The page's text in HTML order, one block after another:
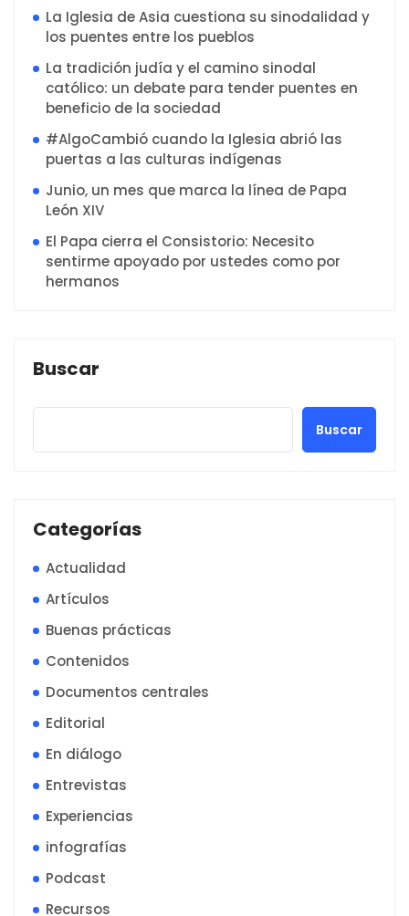
La Iglesia de Asia cuestiona su sinodalidad y
los puentes entre los pueblos
La tradición judía y el camino sinodal
católico: un debate para tender puentes en
beneficio de la sociedad
#AlgoCambió cuando la Iglesia abrió las
puertas a las culturas indígenas
Junio, un mes que marca la línea de Papa
León XIV
El Papa cierra el Consistorio: Necesito
sentirme apoyado por ustedes como por
hermanos
Buscar
Buscar
Categorías
Actualidad
Artículos
Buenas prácticas
Contenidos
Documentos centrales
Editorial
En diálogo
Entrevistas
Experiencias
infografías
Podcast
Recursos